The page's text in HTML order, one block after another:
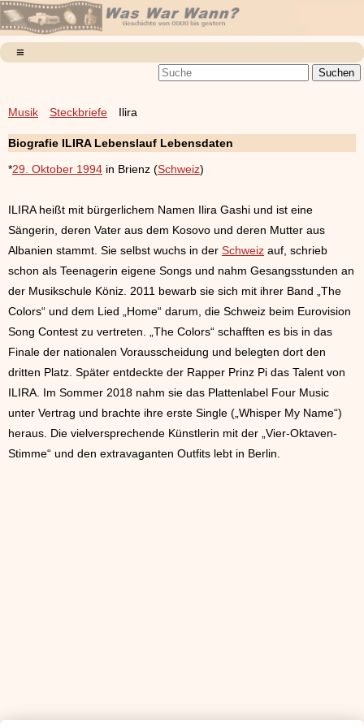
Musik Steckbriefe Ilira
Biografie ILIRA Lebenslauf Lebensdaten
*29. Oktober 1994 in Brienz (Schweiz)
ILIRA heißt mit bürgerlichem Namen Ilira Gashi und ist eine
Sängerin, deren Vater aus dem Kosovo und deren Mutter aus
Albanien stammt. Sie selbst wuchs in der Schweiz auf, schrieb
schon als Teenagerin eigene Songs und nahm Gesangsstunden an
der Musikschule Köniz. 2011 bewarb sie sich mit ihrer Band „The
Colors“ und dem Lied „Home“ darum, die Schweiz beim Eurovision
Song Contest zu vertreten. „The Colors“ schafften es bis in das
Finale der nationalen Vorausscheidung und belegten dort den
dritten Platz. Später entdeckte der Rapper Prinz Pi das Talent von
ILIRA. Im Sommer 2018 nahm sie das Plattenlabel Four Music
unter Vertrag und brachte ihre erste Single („Whisper My Name“)
heraus. Die vielversprechende Künstlerin mit der „Vier-Oktaven-
Stimme“ und den extravaganten Outfits lebt in Berlin.